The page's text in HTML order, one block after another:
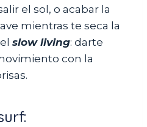
el sol, o acabar la
mientras te seca la
slow living: darte
con la